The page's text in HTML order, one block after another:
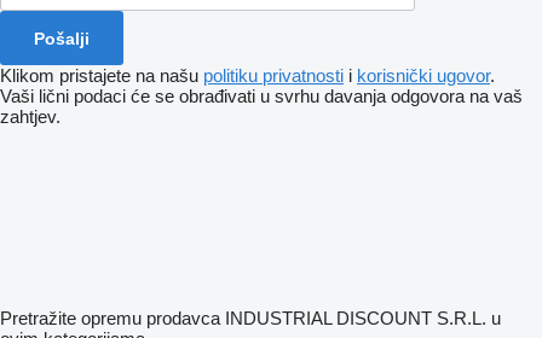
Klikom pristajete na našu politiku privatnosti i korisnički ugovor.
Vaši lični podaci će se obrađivati ​​u svrhu davanja odgovora na vaš
zahtjev.
Pretražite opremu prodavca INDUSTRIAL DISCOUNT S.R.L. u